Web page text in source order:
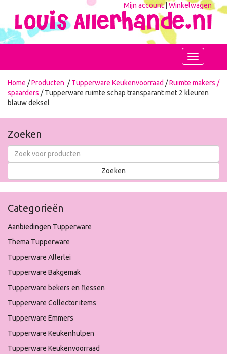
Mijn account|Winkelwagen
Toggle
navigation
Home /Producten /Tupperware Keukenvoorraad /Ruimte makers /
spaarders / Tupperware ruimte schap transparant met 2 kleuren
blauw deksel
Zoeken
Categorieën
Aanbiedingen Tupperware
Thema Tupperware
Tupperware Allerlei
Tupperware Bakgemak
Tupperware bekers en flessen
Tupperware Collector items
Tupperware Emmers
Tupperware Keukenhulpen
Tupperware Keukenvoorraad